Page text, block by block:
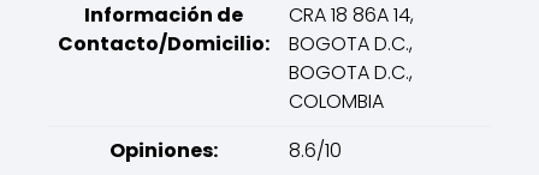
Información de
Contacto/Domicilio:
CRA 18 86A 14,
BOGOTA D.C.,
BOGOTA D.C.,
COLOMBIA
Opiniones:
8.6/10